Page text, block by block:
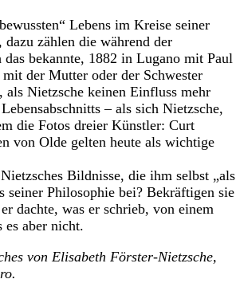
Lebens im Kreise seiner
zählen die während der
bekannte, 1882 in Lugano mit Paul
der Mutter oder der Schwester
als Nietzsche keinen Einfluss mehr
– als sich Nietzsche,
die Fotos dreier Künstler: Curt
von Olde gelten heute als wichtige
Bildnisse, die ihm selbst „als
seiner Philosophie bei? Bekräftigen sie
dachte, was er schrieb, von einem
es aber nicht.
von Elisabeth Förster-Nietzsche,